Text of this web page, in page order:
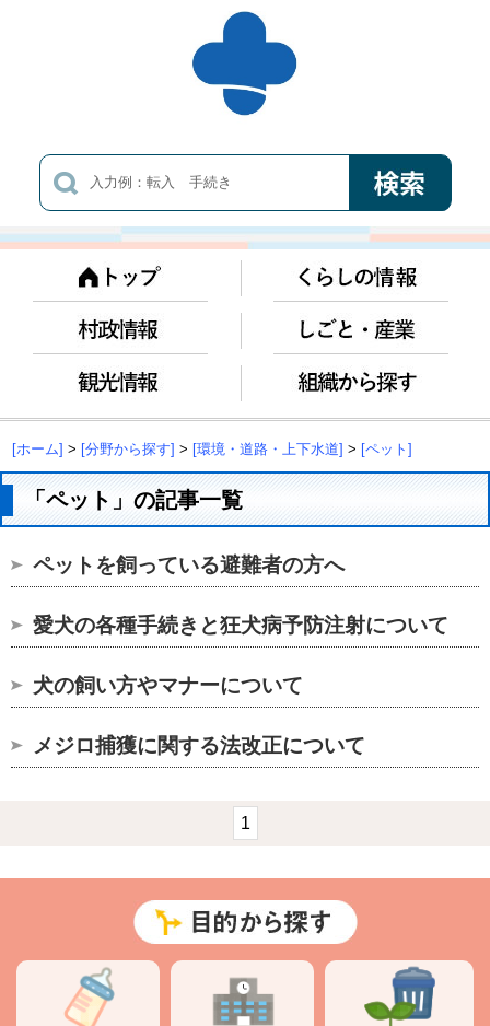
[ホーム] > [分野から探す] > [環境・道路・上下水道] > [ペット]
「ペット」の記事一覧
ペットを飼っている避難者の方へ
愛犬の各種手続きと狂犬病予防注射について
犬の飼い方やマナーについて
メジロ捕獲に関する法改正について
1